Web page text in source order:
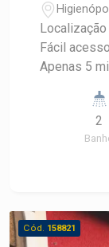
Localização Avenida Higienópolis, em
Fácil
Apenas 5
fluxo de pessoas Área do Imóvel
construída Ambientes Amplo salão comercial 02
banheiros 01
Fácil
para
2
Cód. 158821